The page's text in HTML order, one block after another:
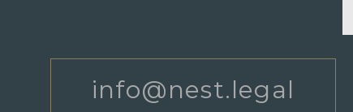
info@nest.legal